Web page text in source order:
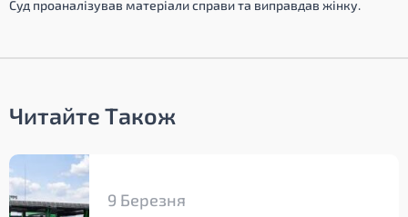
Суд проаналізував матеріали справи та виправдав жінку.
Читайте Також
9 Березня